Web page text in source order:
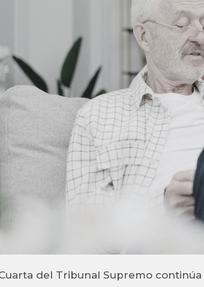
Cuarta del Tribunal Supremo